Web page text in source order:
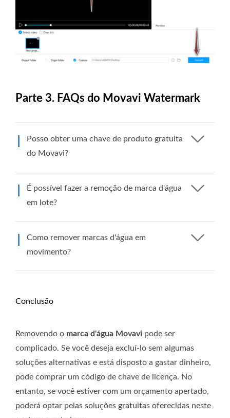
Parte 3. FAQs do Movavi Watermark
Posso obter uma chave de produto gratuita
do Movavi?
É possível fazer a remoção de marca d'água
em lote?
Como remover marcas d'água em
movimento?
Conclusão
Removendo o marca d'água Movavi pode ser
complicado. Se você deseja excluí-lo sem algumas
soluções alternativas e está disposto a gastar dinheiro,
pode comprar um código de chave de licença. No
entanto, se você estiver com um orçamento apertado,
poderá optar pelas soluções gratuitas oferecidas neste